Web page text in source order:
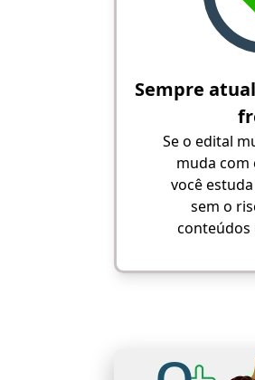
Sempre
Se o edital
muda com
você
sem o
conteúdos